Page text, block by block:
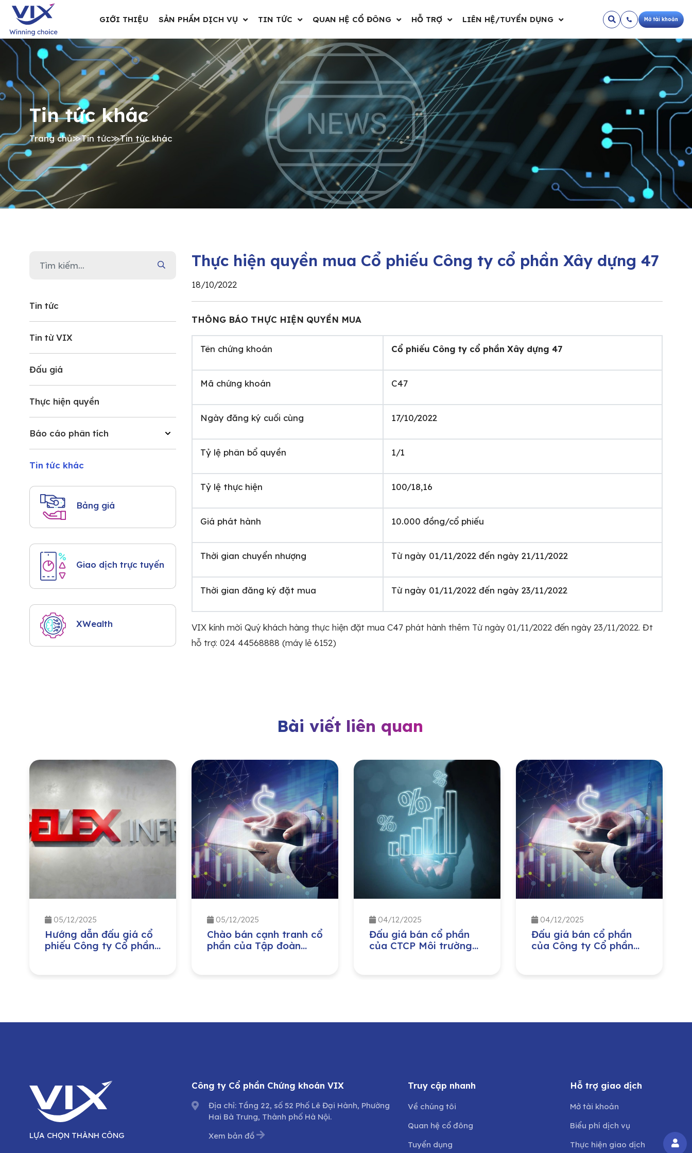
GIỚI THIỆU SẢN PHẨM DỊCH VỤ TIN TỨC QUAN HỆ CỔ ĐÔNG HỖ TRỢ LIÊN HỆ/TUYỂN DỤNG Mở tài khoản
Tin tức khác
Trang chủ≫Tin tức≫Tin tức khác
Tin tức
Tin từ VIX
Đấu giá
Thực hiện quyền
Báo cáo phân tích
Tin tức khác
Bảng giá
Giao dịch trực tuyến
XWealth
Thực hiện quyền mua Cổ phiếu Công ty cổ phần Xây dựng 47
18/10/2022
THÔNG BÁO THỰC HIỆN QUYỀN MUA
Tên chứng khoán Cổ phiếu Công ty cổ phần Xây dựng 47
Mã chứng khoán C47
Ngày đăng ký cuối cùng 17/10/2022
Tỷ lệ phân bổ quyền 1/1
Tỷ lệ thực hiện 100/18,16
Giá phát hành 10.000 đồng/cổ phiếu
Thời gian chuyển nhượng Từ ngày 01/11/2022 đến ngày 21/11/2022
Thời gian đăng ký đặt mua Từ ngày 01/11/2022 đến ngày 23/11/2022
VIX kính mời Quý khách hàng thực hiện đặt mua C47 phát hành thêm Từ ngày 01/11/2022 đến ngày 23/11/2022. Đt
hỗ trợ: 024 44568888 (máy lẻ 6152)
Bài viết liên quan
05/12/2025
Hướng dẫn đấu giá cổ
phiếu Công ty Cổ phần
05/12/2025
Chào bán cạnh tranh cổ
phần của Tập đoàn
cổ phần (PVMR)
04/12/2025
Đấu giá bán cổ phần
của CTCP Môi trường
04/12/2025
Đấu giá bán cổ phần
của Công ty Cổ phần
LỰA CHỌN THÀNH CÔNG
Công ty Cổ phần Chứng khoán VIX
Địa chỉ: Tầng 22, số 52 Phố Lê Đại Hành, Phường
Hai Bà Trưng, Thành phố Hà Nội.
Xem bản đồ
Truy cập nhanh
Về chúng tôi
Quan hệ cổ đông
Tuyển dụng
Hỗ trợ giao dịch
Mở tài khoản
Biểu phí dịch vụ
Thực hiện giao dịch